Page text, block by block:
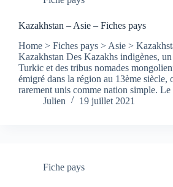
Kazakhstan – Asie – Fiches pays
Home > Fiches pays > Asie >
Kazakhstan Des Kazakhs indigènes,
Turkic et des tribus nomades
émigré dans la région au 13ème siècle,
rarement unis comme nation simple.
Julien
19 juillet 2021
Fiche pays